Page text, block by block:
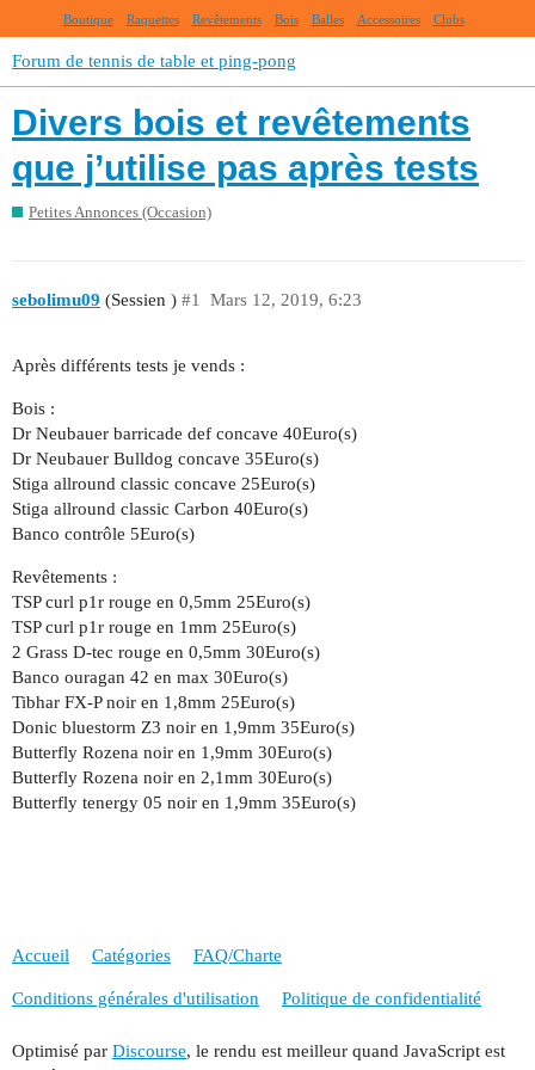
Boutique Raquettes Revêtements Bois Balles Accessoires Clubs
Forum de tennis de table et ping-pong
Divers bois et revêtements
que j’utilise pas après tests
Petites Annonces (Occasion)
sebolimu09 (Sessien ) Mars 12, 2019, 6:23
#1
Après différents tests je vends :
Bois :
Dr Neubauer barricade def concave 40Euro(s)
Dr Neubauer Bulldog concave 35Euro(s)
Stiga allround classic concave 25Euro(s)
Stiga allround classic Carbon 40Euro(s)
Banco contrôle 5Euro(s)
Revêtements :
TSP curl p1r rouge en 0,5mm 25Euro(s)
TSP curl p1r rouge en 1mm 25Euro(s)
2 Grass D-tec rouge en 0,5mm 30Euro(s)
Banco ouragan 42 en max 30Euro(s)
Tibhar FX-P noir en 1,8mm 25Euro(s)
Donic bluestorm Z3 noir en 1,9mm 35Euro(s)
Butterfly Rozena noir en 1,9mm 30Euro(s)
Butterfly Rozena noir en 2,1mm 30Euro(s)
Butterfly tenergy 05 noir en 1,9mm 35Euro(s)
Accueil Catégories FAQ/Charte
Conditions générales d'utilisation Politique de confidentialité
Optimisé par Discourse, le rendu est meilleur quand JavaScript est